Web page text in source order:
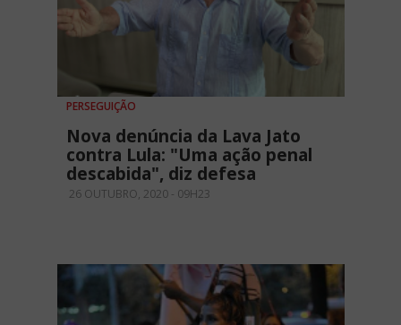
PERSEGUIÇÃO
Nova denúncia da Lava Jato
contra Lula: "Uma ação penal
descabida", diz defesa
26 OUTUBRO, 2020 - 09H23